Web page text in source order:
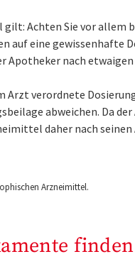
gilt: Achten Sie vor allem
auf eine gewissenhafte
Apotheker nach
Arzt verordnete
abweichen. Da
daher nach seinen
Arzneimittel.
finden